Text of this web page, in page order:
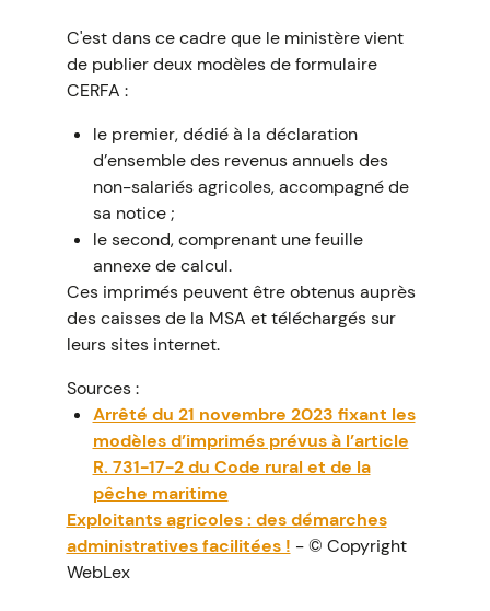
C'est dans ce cadre que le ministère vient
de publier deux modèles de formulaire
CERFA :
le premier, dédié à la déclaration
d’ensemble des revenus annuels des
non-salariés agricoles, accompagné de
sa notice ;
le second, comprenant une feuille
annexe de calcul.
Ces imprimés peuvent être obtenus auprès
des caisses de la MSA et téléchargés sur
leurs sites internet.
Sources :
Arrêté du 21 novembre 2023 fixant les
modèles d’imprimés prévus à l’article
R. 731-17-2 du Code rural et de la
pêche maritime
Exploitants agricoles : des démarches
administratives facilitées ! - © Copyright
WebLex